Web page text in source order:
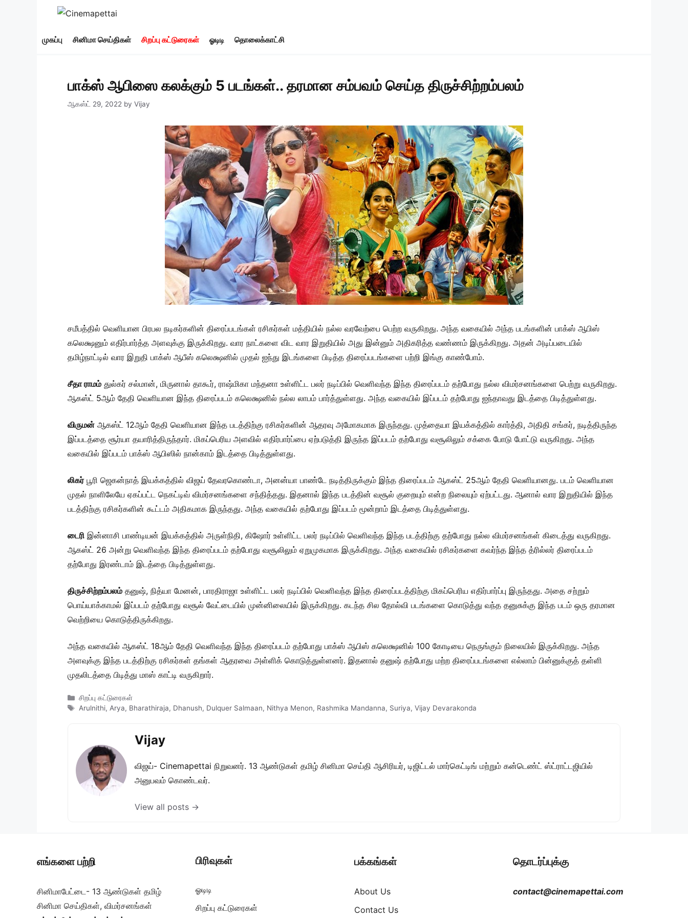
முகப்பு சினிமா செய்திகள் சிறப்பு கட்டுரைகள் ஓடிடி தொலைக்காட்சி
பாக்ஸ் ஆபிஸை கலக்கும் 5 படங்கள்.. தரமான சம்பவம் செய்த திருச்சிற்றம்பலம்
ஆகஸ்ட் 29, 2022 by Vijay
சமீபத்தில் வெளியான பிரபல நடிகர்களின் திரைப்படங்கள் ரசிகர்கள் மத்தியில் நல்ல வரவேற்பை பெற்ற வருகிறது. அந்த வகையில் அந்த படங்களின் பாக்ஸ் ஆபிஸ்
கலெக்ஷனும் எதிர்பார்த்த அளவுக்கு இருக்கிறது. வார நாட்களை விட வார இறுதியில் அது இன்னும் அதிகரித்த வண்ணம் இருக்கிறது. அதன் அடிப்படையில்
தமிழ்நாட்டில் வார இறுதி பாக்ஸ் ஆபீஸ் கலெக்ஷனில் முதல் ஐந்து இடங்களை பிடித்த திரைப்படங்களை பற்றி இங்கு காண்போம்.
சீதா ராமம் துல்கர் சல்மான், மிருனால் தாகூர், ராஷ்மிகா மந்தனா உள்ளிட்ட பலர் நடிப்பில் வெளிவந்த இந்த திரைப்படம் தற்போது நல்ல விமர்சனங்களை பெற்று வருகிறது.
ஆகஸ்ட் 5ஆம் தேதி வெளியான இந்த திரைப்படம் கலெக்ஷனில் நல்ல லாபம் பார்த்துள்ளது. அந்த வகையில் இப்படம் தற்போது ஐந்தாவது இடத்தை பிடித்துள்ளது.
விருமன் ஆகஸ்ட் 12ஆம் தேதி வெளியான இந்த படத்திற்கு ரசிகர்களின் ஆதரவு அமோகமாக இருந்தது. முத்தையா இயக்கத்தில் கார்த்தி, அதிதி சங்கர், நடித்திருந்த
இப்படத்தை சூர்யா தயாரித்திருந்தார். மிகப்பெரிய அளவில் எதிர்பார்ப்பை ஏற்படுத்தி இருந்த இப்படம் தற்போது வசூலிலும் சக்கை போடு போட்டு வருகிறது. அந்த
வகையில் இப்படம் பாக்ஸ் ஆபிஸில் நான்காம் இடத்தை பிடித்துள்ளது.
லிகர்பூரி ஜெகன்நாத் இயக்கத்தில் விஜய் தேவரகொண்டா, அனன்யா பாண்டே நடித்திருக்கும் இந்த திரைப்படம் ஆகஸ்ட் 25ஆம் தேதி வெளியானது. படம் வெளியான
முதல் நாளிலேயே ஏகப்பட்ட நெகட்டிவ் விமர்சனங்களை சந்தித்தது. இதனால் இந்த படத்தின் வசூல் குறையும் என்ற நிலையும் ஏற்பட்டது. ஆனால் வார இறுதியில் இந்த
படத்திற்கு ரசிகர்களின் கூட்டம் அதிகமாக இருந்தது. அந்த வகையில் தற்போது இப்படம் மூன்றாம் இடத்தை பிடித்துள்ளது.
டைரி இன்னாசி பாண்டியன் இயக்கத்தில் அருள்நிதி, கிஷோர் உள்ளிட்ட பலர் நடிப்பில் வெளிவந்த இந்த படத்திற்கு தற்போது நல்ல விமர்சனங்கள் கிடைத்து வருகிறது.
ஆகஸ்ட் 26 அன்று வெளிவந்த இந்த திரைப்படம் தற்போது வசூலிலும் ஏறுமுகமாக இருக்கிறது. அந்த வகையில் ரசிகர்களை கவர்ந்த இந்த த்ரில்லர் திரைப்படம்
தற்போது இரண்டாம் இடத்தை பிடித்துள்ளது.
திருச்சிற்றம்பலம் தனுஷ், நித்யா மேனன், பாரதிராஜா உள்ளிட்ட பலர் நடிப்பில் வெளிவந்த இந்த திரைப்படத்திற்கு மிகப்பெரிய எதிர்பார்ப்பு இருந்தது. அதை சற்றும்
பொய்யாக்காமல் இப்படம் தற்போது வசூல் வேட்டையில் முன்னிலையில் இருக்கிறது. கடந்த சில தோல்வி படங்களை கொடுத்து வந்த தனுசுக்கு இந்த படம் ஒரு தரமான
வெற்றியை கொடுத்திருக்கிறது.
அந்த வகையில் ஆகஸ்ட் 18ஆம் தேதி வெளிவந்த இந்த திரைப்படம் தற்போது பாக்ஸ் ஆபிஸ் கலெக்ஷனில் 100 கோடியை நெருங்கும் நிலையில் இருக்கிறது. அந்த
அளவுக்கு இந்த படத்திற்கு ரசிகர்கள் தங்கள் ஆதரவை அள்ளிக் கொடுத்துள்ளனர். இதனால் தனுஷ் தற்போது மற்ற திரைப்படங்களை எல்லாம் பின்னுக்குத் தள்ளி
முதலிடத்தை பிடித்து மாஸ் காட்டி வருகிறார்.
Categories
சிறப்பு கட்டுரைகள்
Tags
Arulnithi, Arya, Bharathiraja, Dhanush, Dulquer Salmaan, Nithya Menon, Rashmika Mandanna, Suriya, Vijay Devarakonda
Vijay
விஜய்- Cinemapettai நிறுவனர். 13 ஆண்டுகள் தமிழ் சினிமா செய்தி ஆசிரியர், டிஜிட்டல் மார்கெட்டிங் மற்றும் கன்டெண்ட் ஸ்ட்ராட்டஜியில்
அனுபவம் கொண்டவர்.
View all posts →
எங்களை பற்றி
சினிமாபேட்டை- 13 ஆண்டுகள் தமிழ்
சினிமா செய்திகள், விமர்சனங்கள்
பிரிவுகள்
ஓடிடி
சிறப்பு கட்டுரைகள்
பக்கங்கள்
About Us
Contact Us
தொடர்ப்புக்கு
contact@cinemapettai.com